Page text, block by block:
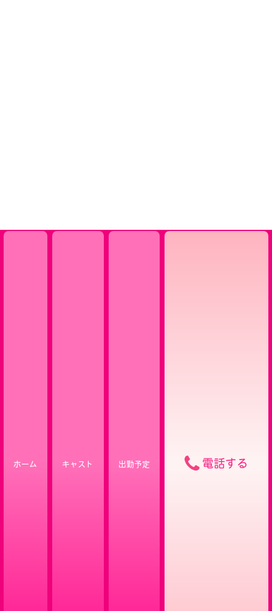
ホーム キャスト 出勤予定 電話する